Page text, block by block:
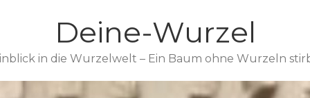
Deine-Wurzel
in die Wurzelwelt – Ein Baum ohne Wurzeln